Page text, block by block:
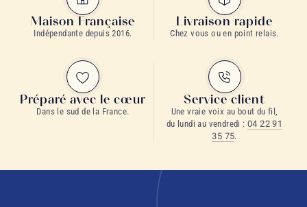
Maison Française
Indépendante depuis 2016.
Livraison rapide
Chez vous ou en point relais.
Préparé avec le cœur
Dans le sud de la France.
Service client
Une vraie voix au bout du fil,
du lundi au vendredi :04 22 91
35 75.